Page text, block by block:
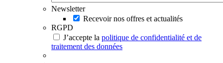
Newsletter
Recevoir nos offres et actualités
RGPD
J’accepte la politique de confidentialité et de
traitement des données